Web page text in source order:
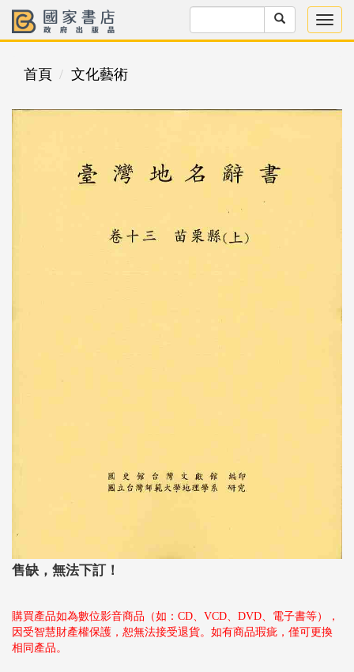
首頁 文化藝術
售缺，無法下訂！
購買產品如為數位影音商品（如：CD、VCD、DVD、電子書等），
因受智慧財產權保護，恕無法接受退貨。如有商品瑕疵，僅可更換
相同產品。